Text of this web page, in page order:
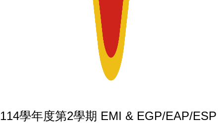
114學年度第2學期 EMI & EGP/EAP/ESP